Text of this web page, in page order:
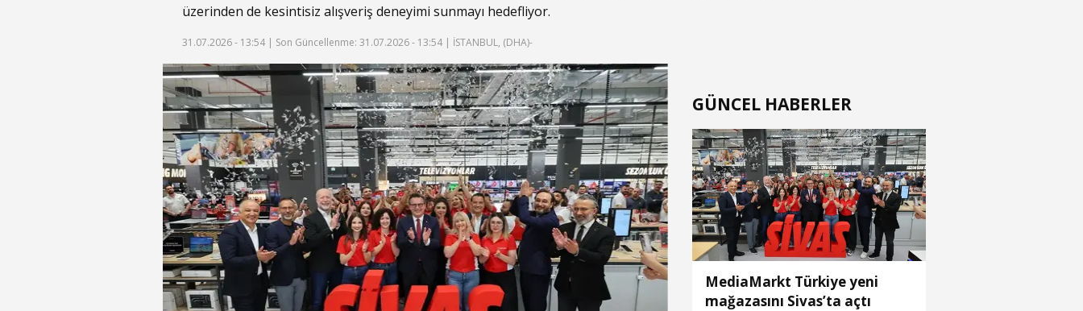
üzerinden de kesintisiz alışveriş deneyimi sunmayı hedefliyor.
31.07.2026 - 13:54 | Son Güncellenme: 31.07.2026 - 13:54 | İSTANBUL, (DHA)-
GÜNCEL HABERLER
MediaMarkt Türkiye yeni
mağazasını Sivas’ta açtı